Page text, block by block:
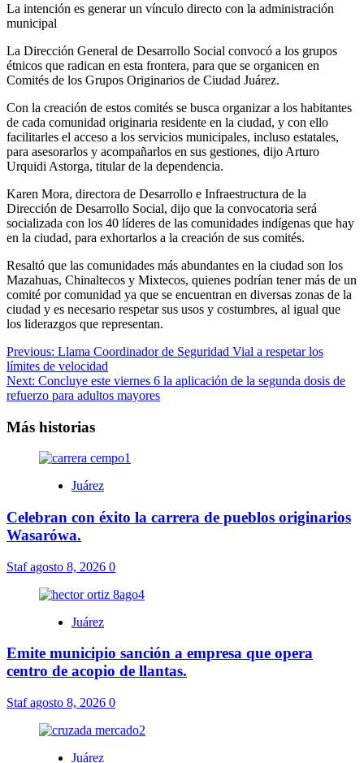
La intención es generar un vínculo directo con la administración
municipal
La Dirección General de Desarrollo Social convocó a los grupos
étnicos que radican en esta frontera, para que se organicen en
Comités de los Grupos Originarios de Ciudad Juárez.
Con la creación de estos comités se busca organizar a los habitantes
de cada comunidad originaria residente en la ciudad, y con ello
facilitarles el acceso a los servicios municipales, incluso estatales,
para asesorarlos y acompañarlos en sus gestiones, dijo Arturo
Urquidi Astorga, titular de la dependencia.
Karen Mora, directora de Desarrollo e Infraestructura de la
Dirección de Desarrollo Social, dijo que la convocatoria será
socializada con los 40 líderes de las comunidades indígenas que hay
en la ciudad, para exhortarlos a la creación de sus comités.
Resaltó que las comunidades más abundantes en la ciudad son los
Mazahuas, Chinaltecos y Mixtecos, quienes podrían tener más de un
comité por comunidad ya que se encuentran en diversas zonas de la
ciudad y es necesario respetar sus usos y costumbres, al igual que
los liderazgos que representan.
Navegación
de
entradas
Previous: Llama Coordinador de Seguridad Vial a respetar los
límites de velocidad
Next: Concluye este viernes 6 la aplicación de la segunda dosis de
refuerzo para adultos mayores
Más historias
Juárez
Celebran con éxito la carrera de pueblos originarios
Wasarówa.
Stafagosto 8, 2026 0
Juárez
Emite municipio sanción a empresa que opera
centro de acopio de llantas.
Stafagosto 8, 2026 0
Juárez